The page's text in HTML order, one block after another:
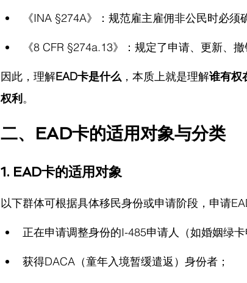
《INA §274A》：规范雇主雇佣非公民时必须
《8 CFR §274a.13》：规定了申请、更新、撤
因此，理解EAD卡是什么 ，本质上就是理解谁有权
权利 。
二、EAD卡的适用对象与分类
1. EAD卡的适用对象
以下群体可根据具体移民身份或申请阶段，申请
正在申请调整身份的I-485申请人（如婚姻绿卡
获得DACA（童年入境暂缓遣返）身份者；